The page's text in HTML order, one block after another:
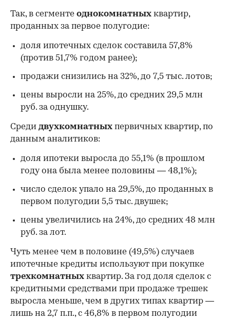
Так, в сегменте однокомнатных квартир,
проданных за первое полугодие:
доля ипотечных сделок составила 57,8%
(против 51,7% годом ранее);
продажи снизились на 32%, до 7,5 тыс. лотов;
цены выросли на 25%, до средних 29,5 млн
руб. за однушку.
Среди двухкомнатных первичных квартир, по
данным аналитиков:
доля ипотеки выросла до 55,1% (в прошлом
году она была менее половины — 48,1%);
число сделок упало на 29,5%, до проданных в
первом полугодии 5,5 тыс. двушек;
цены увеличились на 24%, до средних 48 млн
руб. за лот.
Чуть менее чем в половине (49,5%) случаев
ипотечные кредиты используют при покупке
трехкомнатных квартир. За год доля сделок с
кредитными средствами при продаже трешек
выросла меньше, чем в других типах квартир —
лишь на 2,7 п.п., с 46,8% в первом полугодии